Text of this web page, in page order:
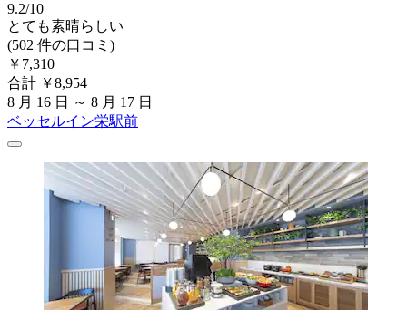
9.2/10
とても素晴らしい
(502 件の口コミ)
￥7,310
合計 ￥8,954
8 月 16 日 ～ 8 月 17 日
ベッセルイン栄駅前